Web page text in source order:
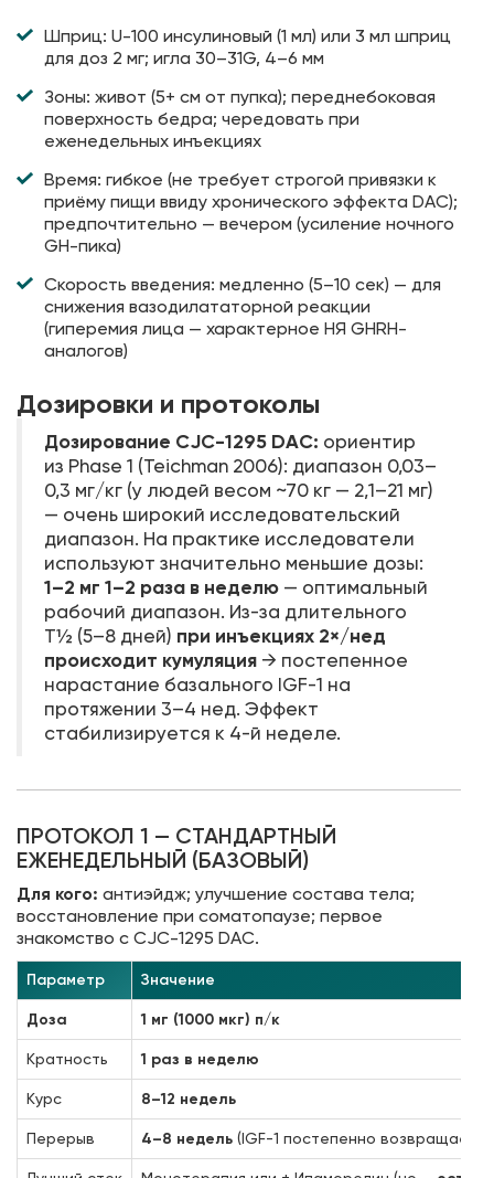
Шприц: U-100 инсулиновый (1 мл) или 3 мл шприц
для доз 2 мг; игла 30–31G, 4–6 мм
Зоны: живот (5+ см от пупка); переднебоковая
поверхность бедра; чередовать при
еженедельных инъекциях
Время: гибкое (не требует строгой привязки к
приёму пищи ввиду хронического эффекта DAC);
предпочтительно — вечером (усиление ночного
GH-пика)
Скорость введения: медленно (5–10 сек) — для
снижения вазодилататорной реакции
(гиперемия лица — характерное НЯ GHRH-
аналогов)
Дозировки и протоколы
Дозирование CJC-1295 DAC: ориентир
из Phase 1 (Teichman 2006): диапазон 0,03–
0,3 мг/кг (у людей весом ~70 кг — 2,1–21 мг)
— очень широкий исследовательский
диапазон. На практике исследователи
используют значительно меньшие дозы:
1–2 мг 1–2 раза в неделю — оптимальный
рабочий диапазон. Из-за длительного
T½ (5–8 дней) при инъекциях 2×/нед
происходит кумуляция → постепенное
нарастание базального IGF-1 на
протяжении 3–4 нед. Эффект
стабилизируется к 4-й неделе.
ПРОТОКОЛ 1 — СТАНДАРТНЫЙ
ЕЖЕНЕДЕЛЬНЫЙ (БАЗОВЫЙ)
Для кого: антиэйдж; улучшение состава тела;
восстановление при соматопаузе; первое
знакомство с CJC-1295 DAC.
Параметр Значение
Доза 1 мг (1000 мкг) п/к
Кратность 1 раз в неделю
Курс 8–12 недель
Перерыв 4–8 недель (IGF-1 постепенно